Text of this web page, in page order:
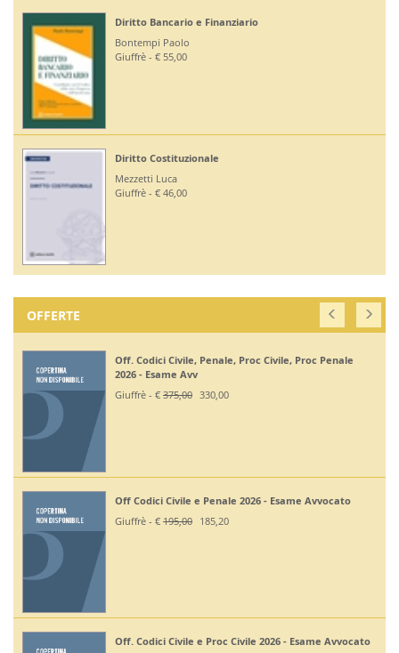
Diritto Bancario e Finanziario
Bontempi Paolo
Giuffrè - € 55,00
Diritto Costituzionale
Mezzetti Luca
Giuffrè - € 46,00
OFFERTE
Off. Codici Civile, Penale, Proc Civile, Proc Penale
2026 - Esame Avv
Giuffrè - € 375,00 330,00
Off Codici Civile e Penale 2026 - Esame Avvocato
Giuffrè - € 195,00 185,20
Off. Codici Civile e Proc Civile 2026 - Esame Avvocato